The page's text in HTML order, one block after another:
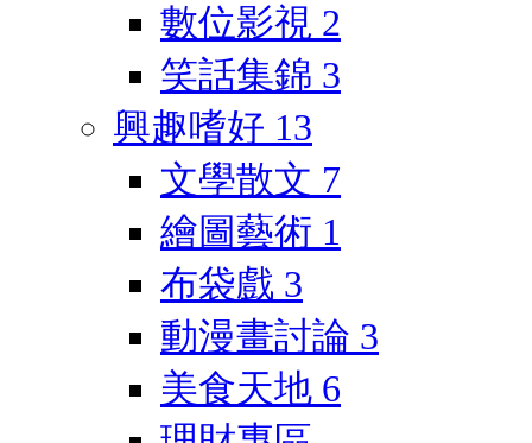
數位影視 2
笑話集錦 3
興趣嗜好 13
文學散文 7
繪圖藝術 1
布袋戲 3
動漫畫討論 3
美食天地 6